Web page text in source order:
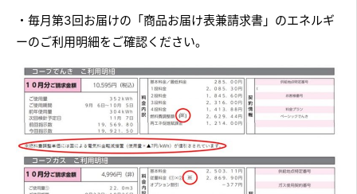
・毎月第3回お届けの「商品お届け表兼請求書」のエネルギ
ーのご利用明細をご確認ください。